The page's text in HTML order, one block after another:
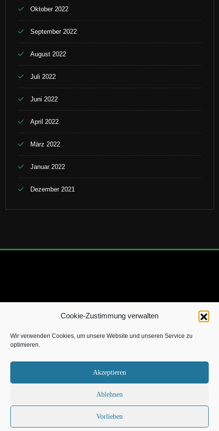
Cookie-Zustimmung verwalten
Wir verwenden Cookies, um unsere Website und unseren Service zu
optimieren.
Akzeptieren
Ablehnen
Vorlieben
Oktober 2022
September 2022
August 2022
Juli 2022
Juni 2022
April 2022
März 2022
Januar 2022
Dezember 2021
mich |Kontakt|Datenschutz|Cookie-Richtlinie